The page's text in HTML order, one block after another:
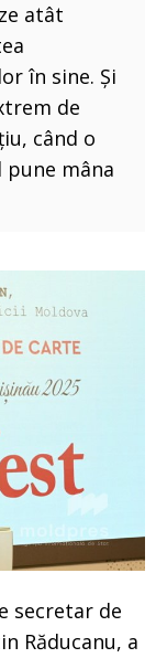
atât
în sine. Și
de
când o
pune mâna
secretar de
Răducanu, a